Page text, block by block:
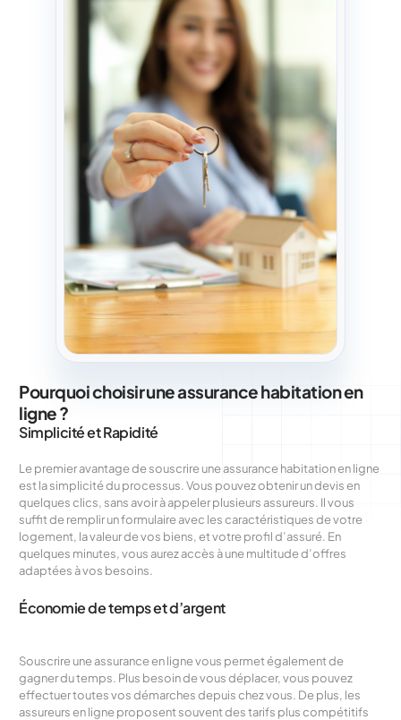
Pourquoi choisir une assurance habitation en
ligne ?
Simplicité et Rapidité
Le premier avantage de souscrire une assurance habitation en ligne
est la simplicité du processus. Vous pouvez obtenir un devis en
quelques clics, sans avoir à appeler plusieurs assureurs. Il vous
suffit de remplir un formulaire avec les caractéristiques de votre
logement, la valeur de vos biens, et votre profil d’assuré. En
quelques minutes, vous aurez accès à une multitude d’offres
adaptées à vos besoins.
Économie de temps et d’argent
Souscrire une assurance en ligne vous permet également de
gagner du temps. Plus besoin de vous déplacer, vous pouvez
effectuer toutes vos démarches depuis chez vous. De plus, les
assureurs en ligne proposent souvent des tarifs plus compétitifs